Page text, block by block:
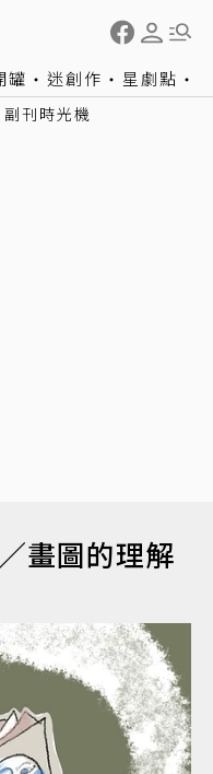
罐 迷創作 星劇點
副刊時光機
畫圖的理解